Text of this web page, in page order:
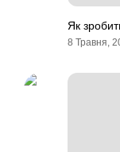
Як
8 Травня,